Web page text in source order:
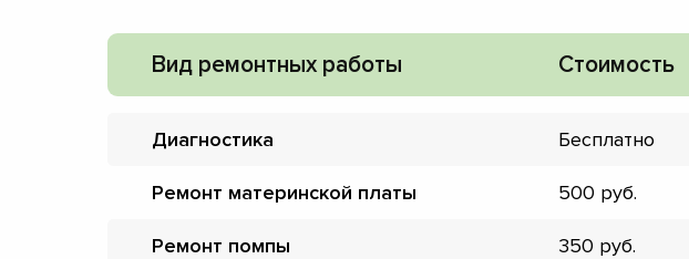
Вид ремонтных работы Стоимость
Диагностика Бесплатно
Ремонт материнской платы 500
Ремонт помпы 350